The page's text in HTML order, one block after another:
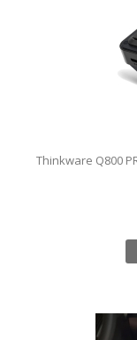
Thinkware Q800